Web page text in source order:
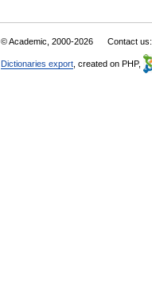
© Academic, 2000-2026 Contact us:
Dictionaries export , created on PHP,